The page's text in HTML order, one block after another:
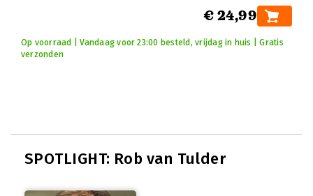
€ 24,99
Op voorraad | Vandaag voor 23:00 besteld, vrijdag in huis | Gratis
verzonden
SPOTLIGHT: Rob van Tulder